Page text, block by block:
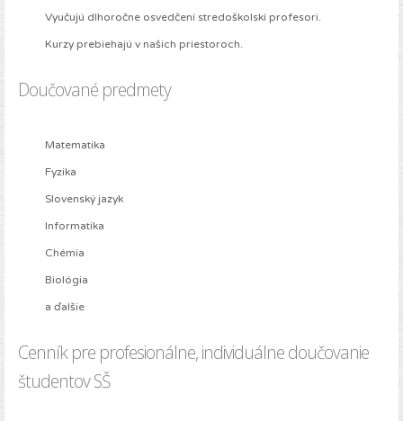
Vyučujú dlhoročne osvedčení stredoškolskí profesori.
Kurzy prebiehajú v našich priestoroch.
Doučované predmety
Matematika
Fyzika
Slovenský jazyk
Informatika
Chémia
Biológia
a ďalšie
Cenník pre profesionálne, individuálne doučovanie
študentov SŠ